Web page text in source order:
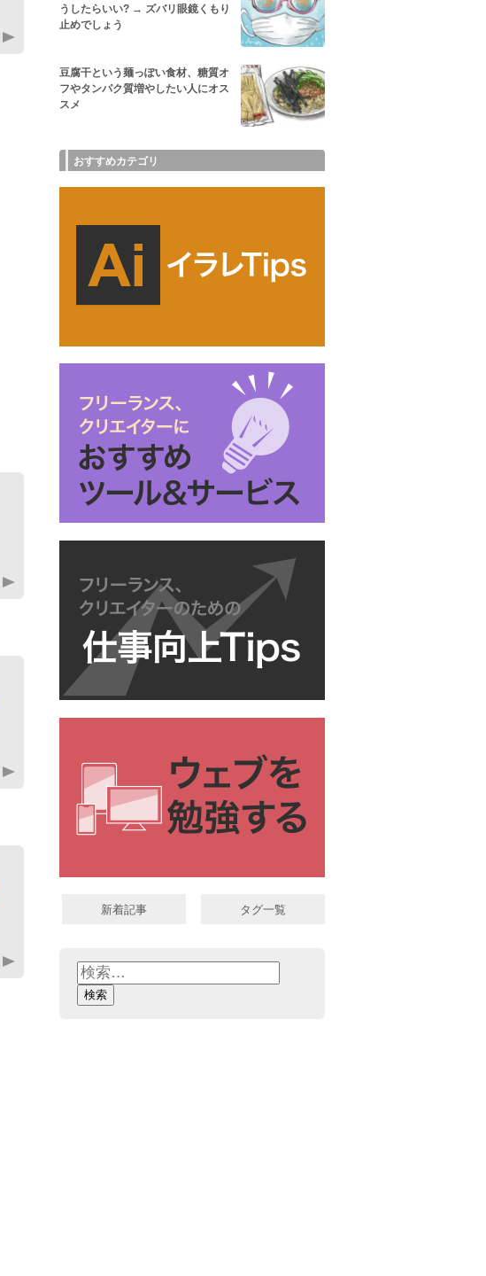
うしたらいい? → ズバリ眼鏡くもり
止めでしょう
豆腐干という麺っぽい食材、糖質オ
フやタンパク質増やしたい人にオス
スメ
おすすめカテゴリ
新着記事 タグ一覧
検
索: